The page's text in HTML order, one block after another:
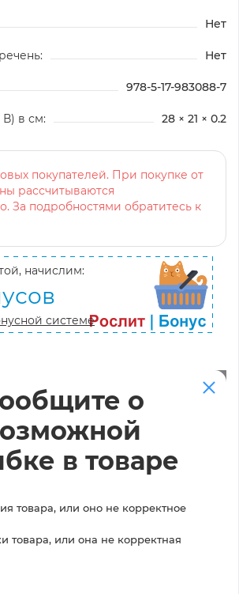
Нет
Нет
978-5-17-983088-7
в см: 28 × 21 × 0.2
покупателей. При покупке от
рассчитываются
За подробностями обратитесь к
начислим:
системе
о
в товаре
товара, или оно не корректное
товара, или она не корректная